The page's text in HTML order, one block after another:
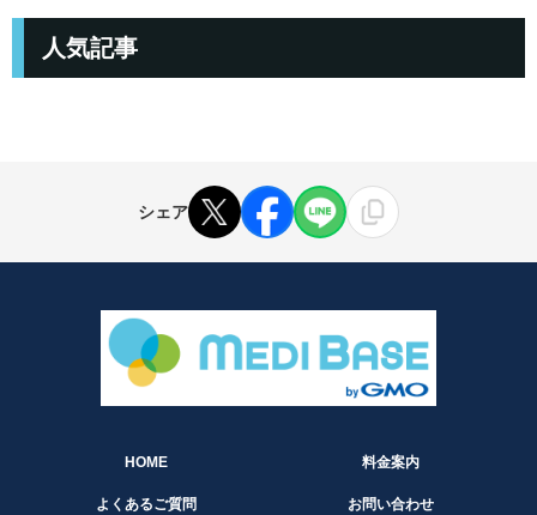
人気記事
シェア
HOME 料金案内
よくあるご質問 お問い合わせ